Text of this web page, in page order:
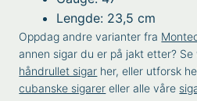
Lengde: 23,5 cm
Oppdag andre varianter fra
annen sigar du er på jakt etter?
håndrullet sigar her, eller utforsk
cubanske sigarer eller alle våre